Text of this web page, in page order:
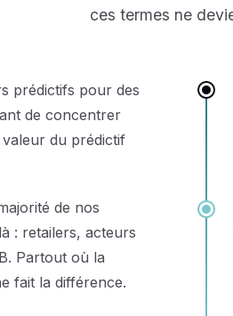
ces termes ne
prédictifs pour des
de concentrer
du prédictif
de nos
: retailers, acteurs
Partout où la
fait la différence.